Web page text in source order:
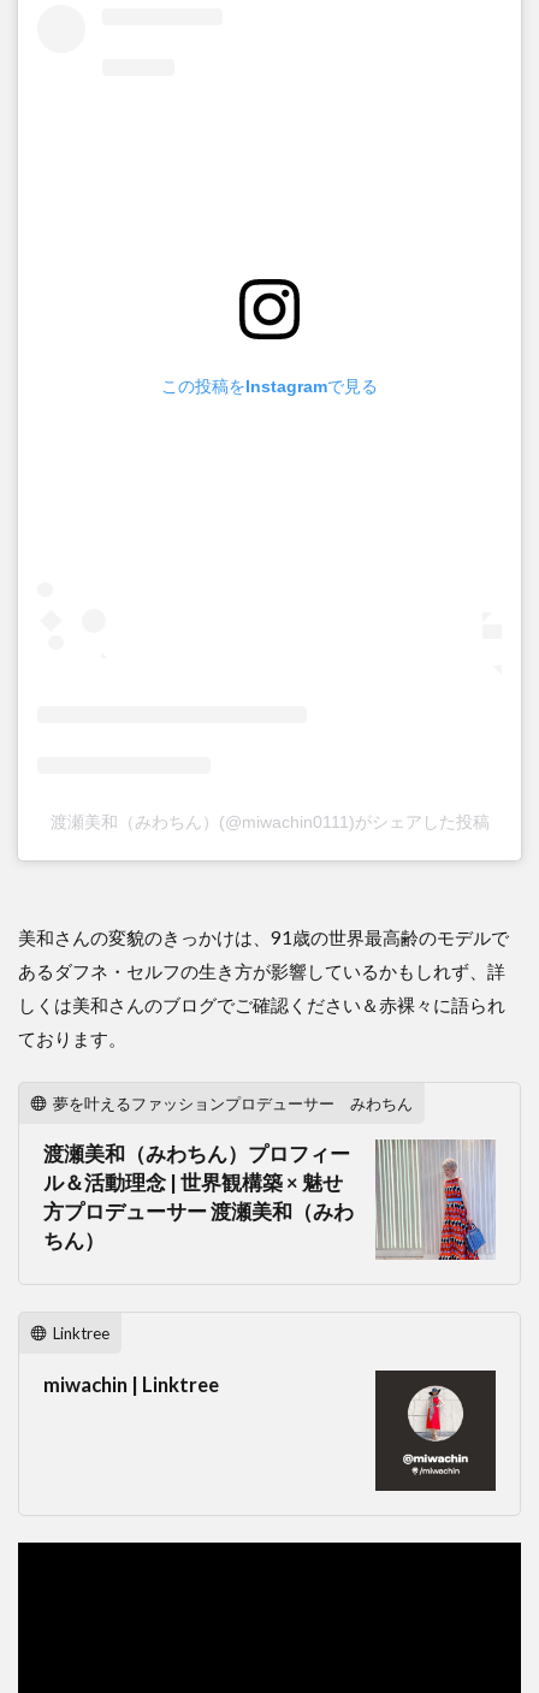
この投稿をInstagramで見る
渡瀬美和（みわちん）(@miwachin0111)がシェアした投稿
美和さんの変貌のきっかけは、91歳の世界最高齢のモデルで
あるダフネ・セルフの生き方が影響しているかもしれず、詳
しくは美和さんのブログでご確認ください＆赤裸々に語られ
ております。
夢を叶えるファッションプロデューサー みわちん
渡瀬美和（みわちん）プロフィー
ル＆活動理念 | 世界観構築 × 魅せ
方プロデューサー 渡瀬美和（みわ
ちん）
Linktree
miwachin | Linktree